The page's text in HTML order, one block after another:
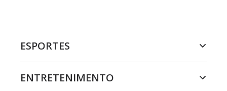
ESPORTES
ENTRETENIMENTO